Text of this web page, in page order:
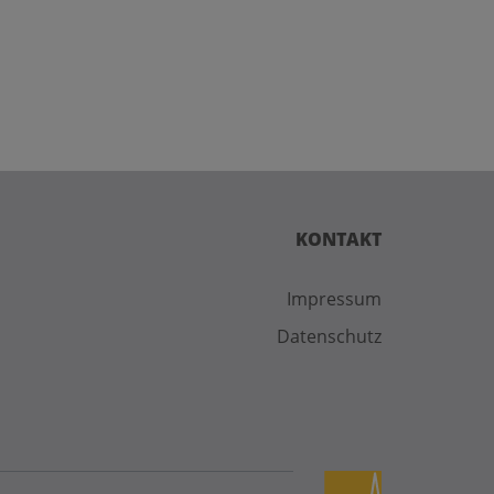
KONTAKT
Impressum
Datenschutz